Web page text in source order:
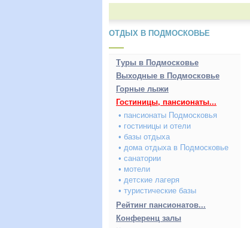
ОТДЫХ В ПОДМОСКОВЬЕ
Туры в Подмосковье
Выходные в Подмосковье
Горные лыжи
Гостиницы, пансионаты...
• пансионаты Подмосковья
• гостиницы и отели
• базы отдыха
• дома отдыха в Подмосковье
• санатории
• мотели
• детские лагеря
• туристические базы
Рейтинг пансионатов...
Конференц залы